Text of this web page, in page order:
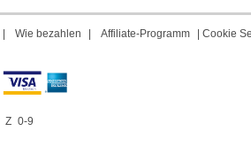
Wie bezahlen Affiliate-Programm Cookie
Z 0-9